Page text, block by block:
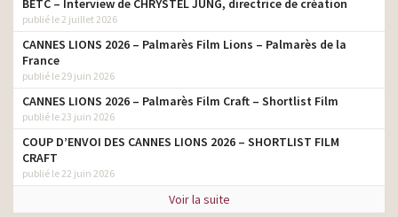
BETC – Interview de CHRYSTEL JUNG, directrice de création
publié le 2 juillet 2026
CANNES LIONS 2026 – Palmarès Film Lions – Palmarès de la
France
publié le 29 juin 2026
CANNES LIONS 2026 – Palmarès Film Craft – Shortlist Film
publié le 23 juin 2026
COUP D’ENVOI DES CANNES LIONS 2026 – SHORTLIST FILM
CRAFT
publié le 22 juin 2026
Voir la suite